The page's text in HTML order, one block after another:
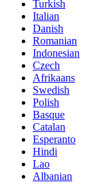
Turkish
Italian
Danish
Romanian
Indonesian
Czech
Afrikaans
Swedish
Polish
Basque
Catalan
Esperanto
Hindi
Lao
Albanian